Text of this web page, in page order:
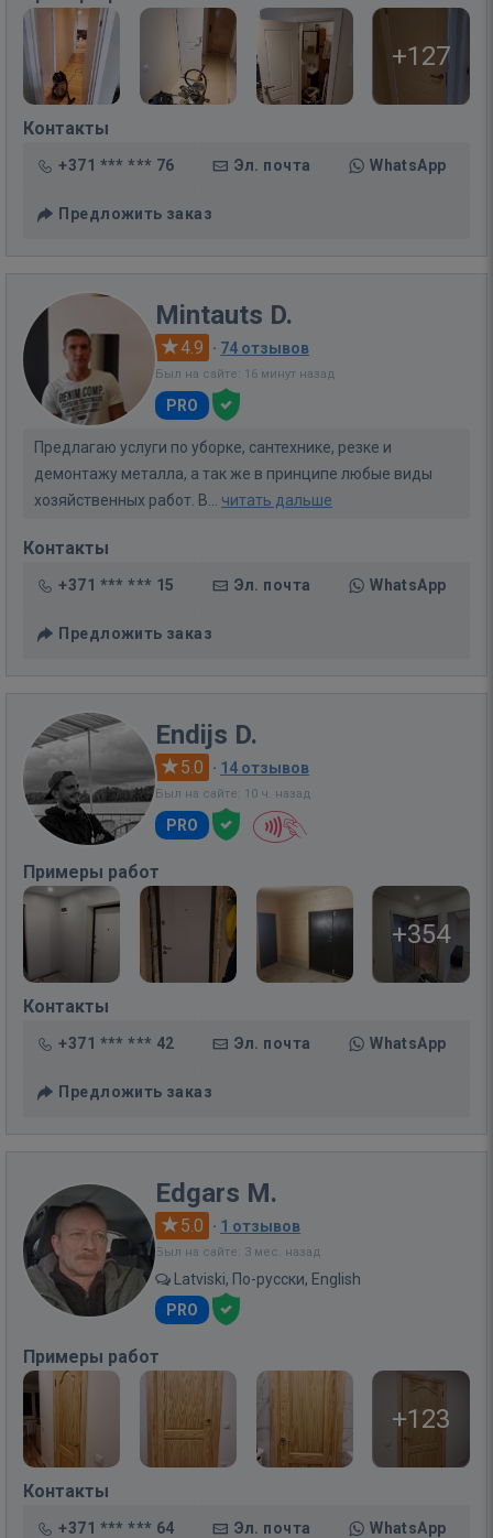
+127
Контакты
+371 *** *** 76 Эл. почта WhatsApp
Предложить заказ
Mintauts D.
4.9 · 74 отзывов
Был на сайте: 16 минут назад
PRO
Предлагаю услуги по уборке, сантехнике, резке и
демонтажу металла, а так же в принципе любые виды
хозяйственных работ. В... читать дальше
Контакты
+371 *** *** 15 Эл. почта WhatsApp
Предложить заказ
Endijs D.
5.0 · 14 отзывов
Был на сайте: 10 ч. назад
PRO
Примеры работ
+354
Контакты
+371 *** *** 42 Эл. почта WhatsApp
Предложить заказ
Edgars M.
5.0 · 1 отзывов
Был на сайте: 3 мес. назад
Latviski, По-русски, English
PRO
Примеры работ
+123
Контакты
+371 *** *** 64 Эл. почта WhatsApp